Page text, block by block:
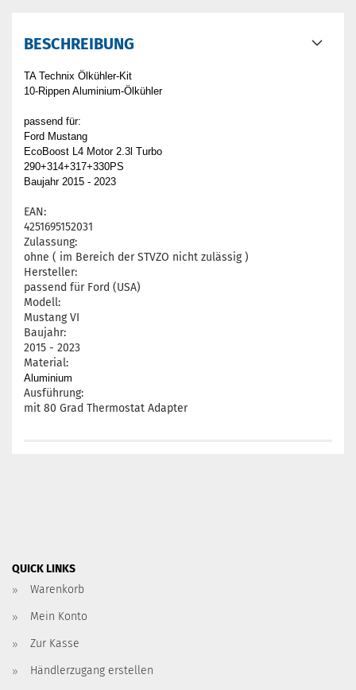
BESCHREIBUNG
TA Technix Ölkühler-Kit
10-Rippen Aluminium-Ölkühler
passend für:
Ford Mustang
EcoBoost L4 Motor 2.3l Turbo
290+314+317+330PS
Baujahr 2015 - 2023
EAN:
4251695152031
Zulassung:
ohne ( im Bereich der STVZO nicht zulässig )
Hersteller:
passend für Ford (USA)
Modell:
Mustang VI
Baujahr:
2015 - 2023
Material:
Aluminium
Ausführung:
mit 80 Grad Thermostat Adapter
QUICK LINKS
Warenkorb
Mein Konto
Zur Kasse
Händlerzugang erstellen